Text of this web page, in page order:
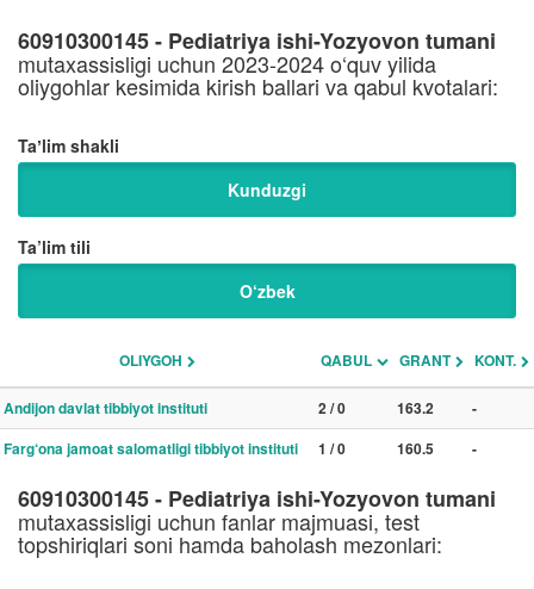
60910300145 - Pediatriya ishi-Yozyovon tumani
mutaxassisligi uchun 2023-2024 o‘quv yilida
oliygohlar kesimida kirish ballari va qabul kvotalari:
Taʼlim shakli
Kunduzgi
Ta’lim tili
O‘zbek
OLIYGOH QABUL GRANT KONT.
Andijon davlat tibbiyot instituti 2 / 0 163.2
-
Farg‘ona jamoat salomatligi tibbiyot instituti
1 / 0 160.5 -
60910300145 - Pediatriya ishi-Yozyovon tumani
mutaxassisligi uchun fanlar majmuasi, test
topshiriqlari soni hamda baholash mezonlari: